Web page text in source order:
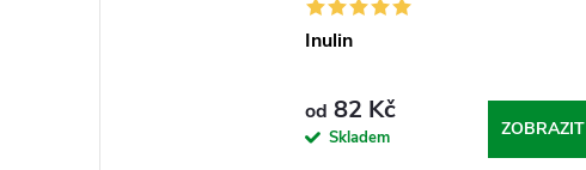
Inulin
od 82 Kč
Skladem ZOBRAZIT